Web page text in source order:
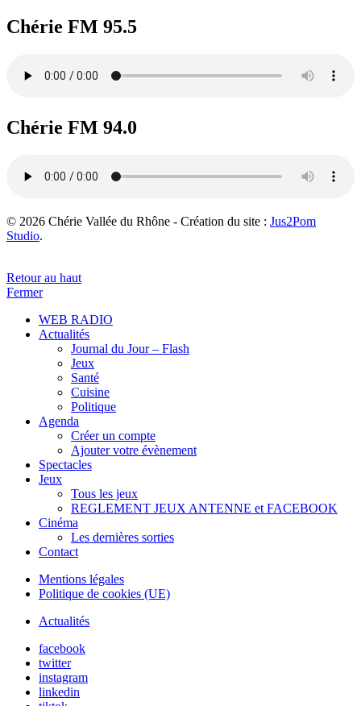
Chérie FM 95.5
Chérie FM 94.0
© 2026 Chérie Vallée du Rhône - Création du site : Jus2Pom
Studio.
Retour au haut
Fermer
WEB RADIO
Actualités
Journal du Jour – Flash
Jeux
Santé
Cuisine
Politique
Agenda
Créer un compte
Ajouter votre évènement
Spectacles
Jeux
Tous les jeux
REGLEMENT JEUX ANTENNE et FACEBOOK
Cinéma
Les dernières sorties
Contact
Mentions légales
Politique de cookies (UE)
Actualités
facebook
twitter
instagram
linkedin